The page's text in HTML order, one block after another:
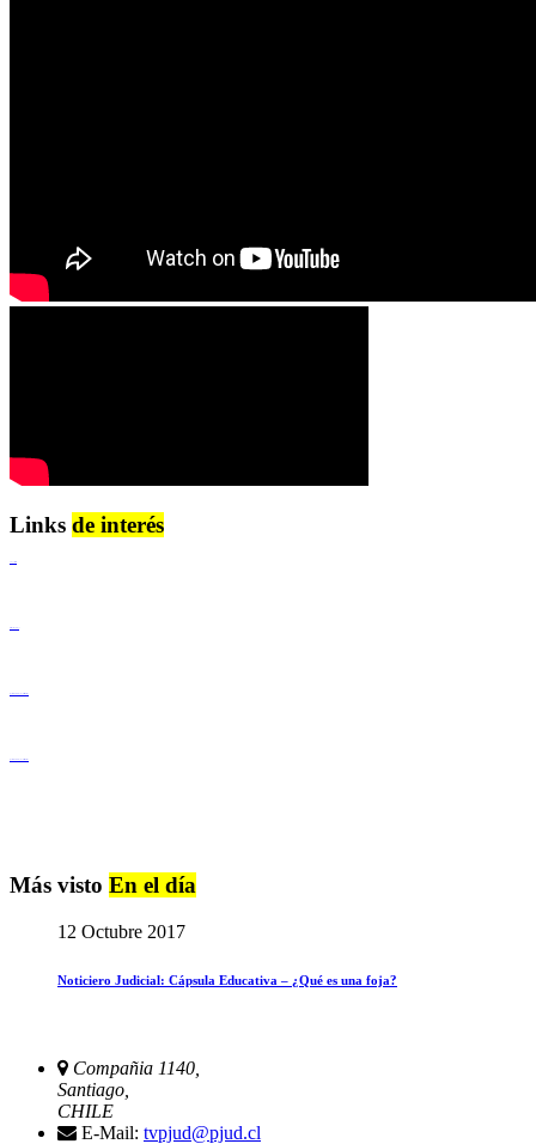
Links de interés
Más visto En el día
12 Octubre 2017
Noticiero Judicial: Cápsula Educativa – ¿Qué es una foja?
Compañia 1140,
Santiago,
CHILE
E-Mail: tvpjud@pjud.cl